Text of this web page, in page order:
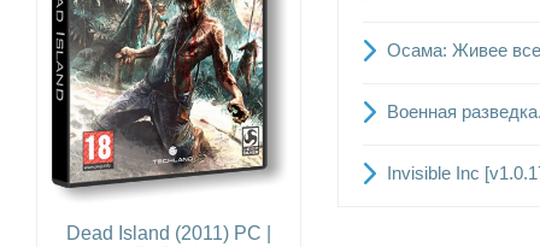
Осама: Живее
Военная
Invisible Inc
Dead Island (2011) PC |